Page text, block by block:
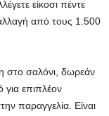
είκοσι πέντε
από τους 1.500
στο σαλόνι, δωρεάν
για επιπλέον
παραγγελία. Είναι